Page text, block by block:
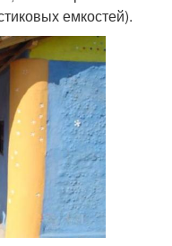
емкостей).